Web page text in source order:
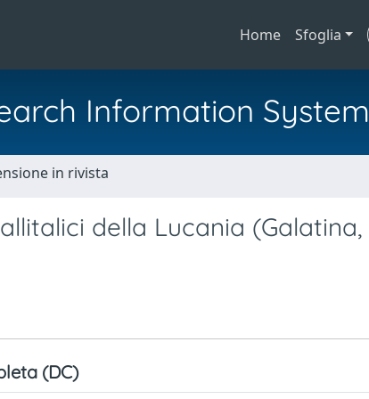
Home Sfoglia
Information System
in rivista
della Lucania (Galatina,
(DC)